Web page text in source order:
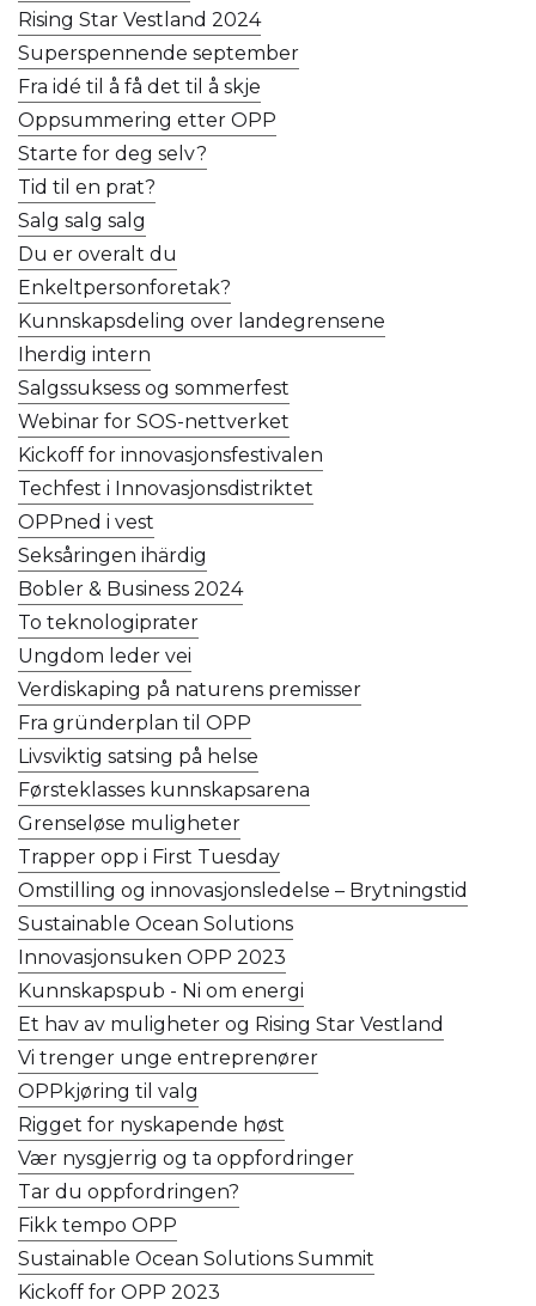
Rising Star Vestland 2024
Superspennende september
Fra idé til å få det til å skje
Oppsummering etter OPP
Starte for deg selv?
Tid til en prat?
Salg salg salg
Du er overalt du
Enkeltpersonforetak?
Kunnskapsdeling over landegrensene
Iherdig intern
Salgssuksess og sommerfest
Webinar for SOS-nettverket
Kickoff for innovasjonsfestivalen
Techfest i Innovasjonsdistriktet
OPPned i vest
Seksåringen ihärdig
Bobler & Business 2024
To teknologiprater
Ungdom leder vei
Verdiskaping på naturens premisser
Fra gründerplan til OPP
Livsviktig satsing på helse
Førsteklasses kunnskapsarena
Grenseløse muligheter
Trapper opp i First Tuesday
Omstilling og innovasjonsledelse – Brytningstid
Sustainable Ocean Solutions
Innovasjonsuken OPP 2023
Kunnskapspub - Ni om energi
Et hav av muligheter og Rising Star Vestland
Vi trenger unge entreprenører
OPPkjøring til valg
Rigget for nyskapende høst
Vær nysgjerrig og ta oppfordringer
Tar du oppfordringen?
Fikk tempo OPP
Sustainable Ocean Solutions Summit
Kickoff for OPP 2023